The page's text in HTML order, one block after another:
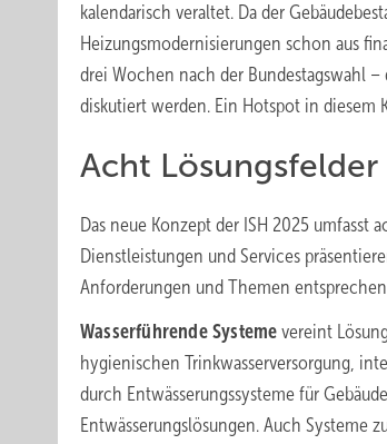
kalendarisch veraltet. Da der
Heizungsmodernisierungen schon aus
drei Wochen nach der Bundestagswahl
diskutiert werden. Ein Hotspot in diesem
Acht Lösungsfelder
Das neue Konzept der ISH 2025
Dienstleistungen und Services
Anforderungen und Themen
Wasserführende Systeme vereint
hygienischen Trinkwasserversorgung,
durch Entwässerungssysteme für
Entwässerungslösungen. Auch Systeme